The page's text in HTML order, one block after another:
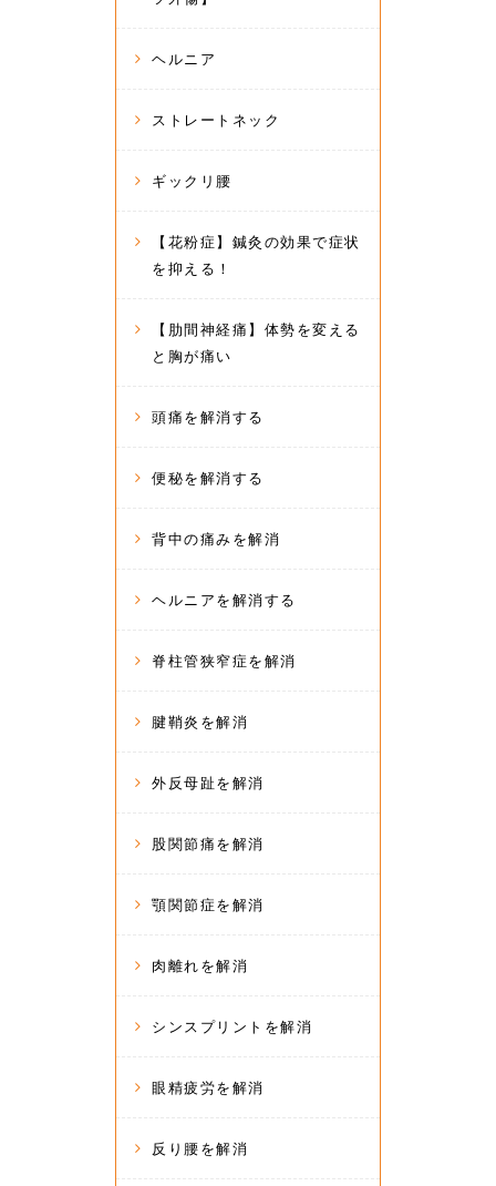
ヘルニア
ストレートネック
ギックリ腰
【花粉症】鍼灸の効果で症状
を抑える！
【肋間神経痛】体勢を変える
と胸が痛い
頭痛を解消する
便秘を解消する
背中の痛みを解消
ヘルニアを解消する
脊柱管狭窄症を解消
腱鞘炎を解消
外反母趾を解消
股関節痛を解消
顎関節症を解消
肉離れを解消
シンスプリントを解消
眼精疲労を解消
反り腰を解消